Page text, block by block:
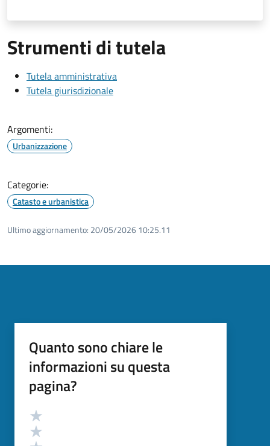
Strumenti di tutela
Tutela amministrativa
Tutela giurisdizionale
Argomenti:
Urbanizzazione
Categorie:
Catasto e urbanistica
Ultimo aggiornamento: 20/05/2026 10:25.11
Quanto sono chiare le
informazioni su questa
pagina?
Valutazione